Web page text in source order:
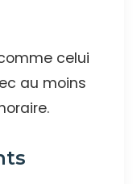
celui
au moins